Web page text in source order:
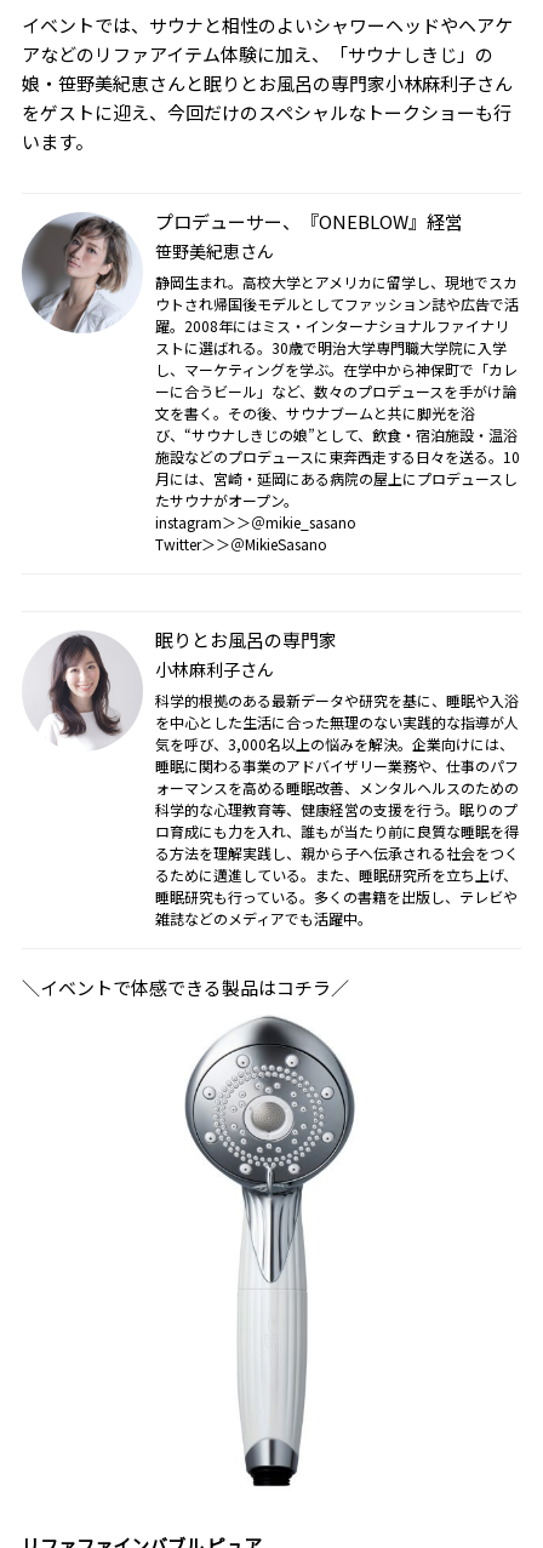
イベントでは、サウナと相性のよいシャワーヘッドやヘアケ
アなどのリファアイテム体験に加え、「サウナしきじ」の
娘・笹野美紀恵さんと眠りとお風呂の専門家小林麻利子さん
をゲストに迎え、今回だけのスペシャルなトークショーも行
います。
プロデューサー、『ONEBLOW』経営
笹野美紀恵さん
静岡生まれ。高校大学とアメリカに留学し、現地でスカ
ウトされ帰国後モデルとしてファッション誌や広告で活
躍。2008年にはミス・インターナショナルファイナリ
ストに選ばれる。30歳で明治大学専門職大学院に入学
し、マーケティングを学ぶ。在学中から神保町で「カレ
ーに合うビール」など、数々のプロデュースを手がけ論
文を書く。その後、サウナブームと共に脚光を浴
び、“サウナしきじの娘”として、飲食・宿泊施設・温浴
施設などのプロデュースに東奔西走する日々を送る。10
月には、宮崎・延岡にある病院の屋上にプロデュースし
たサウナがオープン。
instagram＞＞＠mikie_sasano
Twitter＞＞＠MikieSasano
眠りとお風呂の専門家
小林麻利子さん
科学的根拠のある最新データや研究を基に、睡眠や入浴
を中心とした生活に合った無理のない実践的な指導が人
気を呼び、3,000名以上の悩みを解決。企業向けには、
睡眠に関わる事業のアドバイザリー業務や、仕事のパフ
ォーマンスを高める睡眠改善、メンタルヘルスのための
科学的な心理教育等、健康経営の支援を行う。眠りのプ
ロ育成にも力を入れ、誰もが当たり前に良質な睡眠を得
る方法を理解実践し、親から子へ伝承される社会をつく
るために邁進している。また、睡眠研究所を立ち上げ、
睡眠研究も行っている。多くの書籍を出版し、テレビや
雑誌などのメディアでも活躍中。
＼イベントで体感できる製品はコチラ／